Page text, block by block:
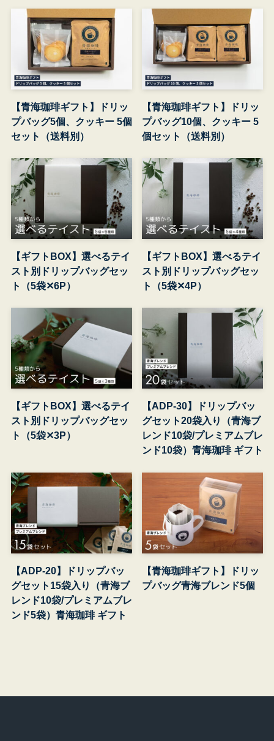
【青海珈琲ギフト】ドリッ
プバッグ5個、クッキー 5個
セット（送料別）
【青海珈琲ギフト】ドリッ
プバッグ10個、クッキー 5
個セット（送料別）
【ギフトBOX】選べるテイ
スト別ドリップバッグセッ
ト（5袋✕6P）
【ギフトBOX】選べるテイ
スト別ドリップバッグセッ
ト（5袋✕4P）
【ギフトBOX】選べるテイ
スト別ドリップバッグセッ
ト（5袋✕3P）
【ADP-30】ドリップバッ
グセット20袋入り（青海ブ
レンド10袋/プレミアムブレ
ンド10袋）青海珈琲 ギフト
【ADP-20】ドリップバッ
グセット15袋入り（青海ブ
レンド10袋/プレミアムブレ
ンド5袋）青海珈琲 ギフト
【青海珈琲ギフト】ドリッ
プバッグ青海ブレンド5個